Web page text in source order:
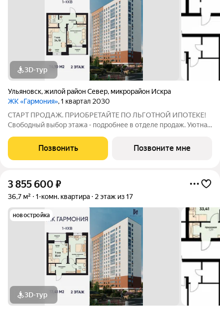
3D-тур
Ульяновск,жилой район Север, микрорайон Искра
ЖК «Гармония», 1 квартал 2030
СТАРТ ПРОДАЖ. ПРИОБРЕТАЙТЕ ПО ЛЬГОТНОЙ ИПОТЕКЕ!
Свободный выбор этажа - подробнее в отделе продаж. Уютная
тех, кто ценит комфорт и функциональность: продуманная
Позвонить Позвоните мне
3 855 600 ₽
36,7 м² 1-комн. квартира 2 этаж из 17
новостройка
3D-тур